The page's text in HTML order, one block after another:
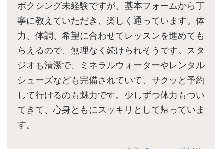
ボクシング未経験ですが、基本フォームから丁
寧に教えていただき、楽しく通っています。体
力、体調、希望に合わせてレッスンを進めても
らえるので、無理なく続けられそうです。スタ
ジオも清潔で、ミネラルウォーターやレンタル
シューズなども完備されていて、サクッと予約
して行けるのも魅力です。少しずつ体力もつい
てきて、心身ともにスッキリとして帰っていま
す。